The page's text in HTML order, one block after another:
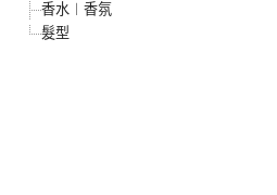
香水︱香氛
髮型